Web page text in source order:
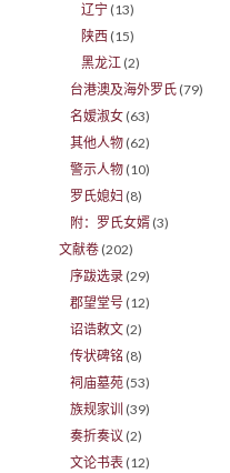
辽宁 (13)
陕西 (15)
黑龙江 (2)
台港澳及海外罗氏 (79)
名嫒淑女 (63)
其他人物 (62)
警示人物 (10)
罗氏媳妇 (8)
附：罗氏女婿 (3)
文献卷 (202)
序跋选录 (29)
郡望堂号 (12)
诏诰敕文 (2)
传状碑铭 (8)
祠庙墓苑 (53)
族规家训 (39)
奏折奏议 (2)
文论书表 (12)